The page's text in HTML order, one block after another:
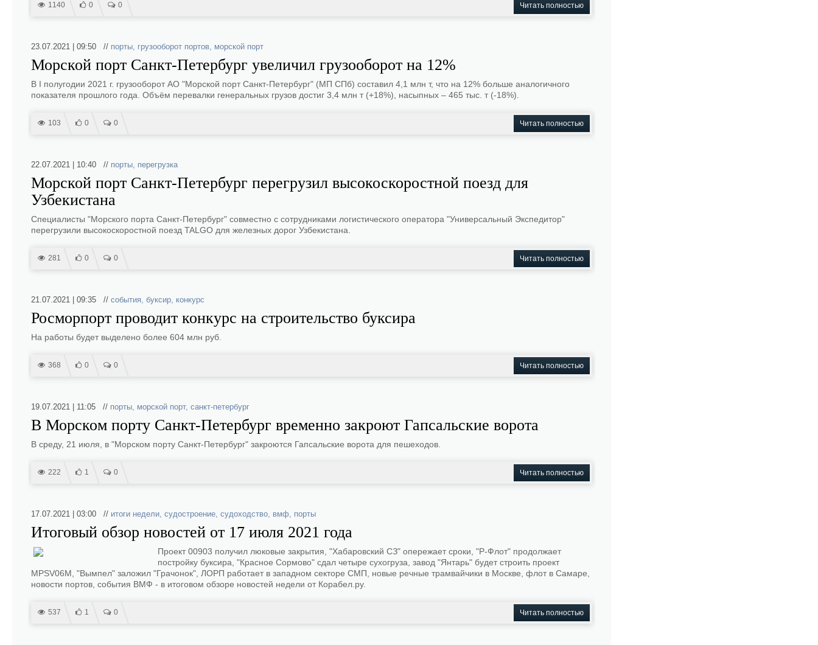
1140 0 0 Читать полностью
23.07.2021 | 09:50 // порты, грузооборот портов, морской порт
Морской порт Санкт-Петербург увеличил грузооборот на 12%
В I полугодии 2021 г. грузооборот АО "Морской порт Санкт-Петербург" (МП СПб) составил 4,1 млн т, что на 12% больше аналогичного
показателя прошлого года. Объём перевалки генеральных грузов достиг 3,4 млн т (+18%), насыпных – 465 тыс. т (-18%).
103 0 0 Читать полностью
22.07.2021 | 10:40 // порты, перегрузка
Морской порт Санкт-Петербург перегрузил высокоскоростной поезд для
Узбекистана
Специалисты "Морского порта Санкт-Петербург" совместно с сотрудниками логистического оператора "Универсальный Экспедитор"
перегрузили высокоскоростной поезд TALGO для железных дорог Узбекистана.
281 0 0 Читать полностью
21.07.2021 | 09:35 // события, буксир, конкурс
Росморпорт проводит конкурс на строительство буксира
На работы будет выделено более 604 млн руб.
368 0 0 Читать полностью
19.07.2021 | 11:05 // порты, морской порт, санкт-петербург
В Морском порту Санкт-Петербург временно закроют Гапсальские ворота
В среду, 21 июля, в "Морском порту Санкт-Петербург" закроются Гапсальские ворота для пешеходов.
222 1 0 Читать полностью
17.07.2021 | 03:00 // итоги недели, судостроение, судоходство, вмф, порты
Итоговый обзор новостей от 17 июля 2021 года
Проект 00903 получил люковые закрытия, "Хабаровский СЗ" опережает сроки, "Р-Флот" продолжает
постройку буксира, "Красное Сормово" сдал четыре сухогруза, завод "Янтарь" будет строить проект
MPSV06М, "Вымпел" заложил "Грачонок", ЛОРП работает в западном секторе СМП, новые речные трамвайчики в Москве, флот в Самаре,
новости портов, события ВМФ - в итоговом обзоре новостей недели от Корабел.ру.
537 1 0 Читать полностью